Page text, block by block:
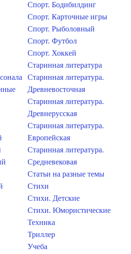
Спорт. Бодибилдинг
Спорт. Карточные игры
Спорт. Рыболовный
Спорт. Футбол
Спорт. Хоккей
Старинная литература
Старинная литература.
Древневосточная
Старинная литература.
Древнерусская
Старинная литература.
Европейская
Старинная литература.
Средневековая
Статьи на разные темы
Стихи
Стихи. Детские
Стихи. Юмористические
Техника
Триллер
Учеба